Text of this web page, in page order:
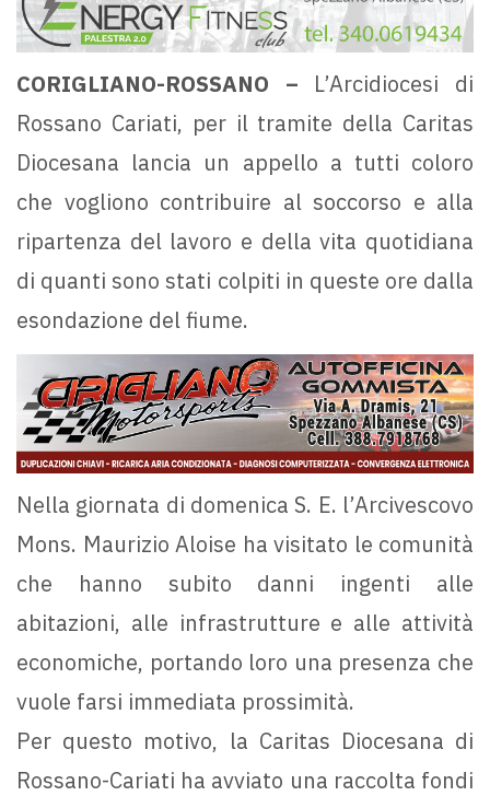
CORIGLIANO-ROSSANO – L’Arcidiocesi di
Rossano Cariati, per il tramite della Caritas
Diocesana lancia un appello a tutti coloro
che vogliono contribuire al soccorso e alla
ripartenza del lavoro e della vita quotidiana
di quanti sono stati colpiti in queste ore dalla
esondazione del fiume.
Nella giornata di domenica S. E. l’Arcivescovo
Mons. Maurizio Aloise ha visitato le comunità
che hanno subito danni ingenti alle
abitazioni, alle infrastrutture e alle attività
economiche, portando loro una presenza che
vuole farsi immediata prossimità.
Per questo motivo, la Caritas Diocesana di
Rossano-Cariati ha avviato una raccolta fondi